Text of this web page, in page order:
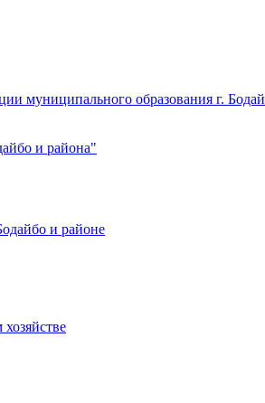
муниципального образования г. Бодай
и района"
и районе